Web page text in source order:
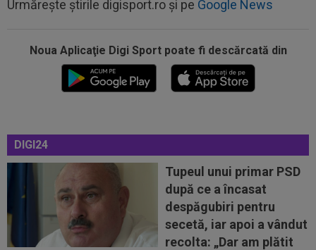
Urmărește știrile digisport.ro și pe Google News
Noua Aplicaţie Digi Sport poate fi descărcată din
DIGI24
Tupeul unui primar PSD
după ce a încasat
despăgubiri pentru
secetă, iar apoi a vândut
recolta: „Dar am plătit
34 de ani: legătura mai puțin știută dintre
Craiova și Kuopio. Universitatea și...
11:45
Specialiștii au făcut toate calculele! Ce șanse
are CFR Cluj să treacă de...
12:42
"Nemernicul ăla a venit să ne sfideze!"
Imaginile cu Neymar "turbat" de furie...
12:41
De nicăieri! Barcelona s-a întâlnit cu Rodri